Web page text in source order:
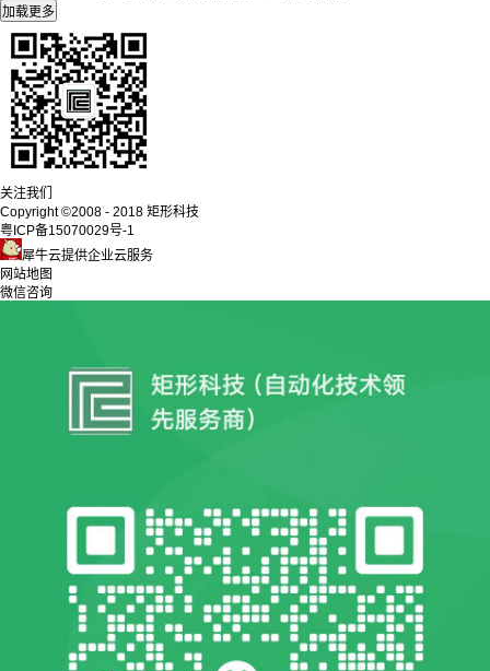
关注我们
Copyright ©2008 - 2018 矩形科技
粤ICP备15070029号-1
犀牛云提供企业云服务
网站地图
微信咨询